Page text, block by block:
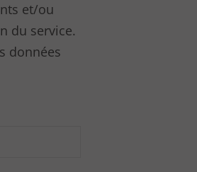
et/ou
du service.
données